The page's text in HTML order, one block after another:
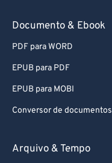
Documento & Ebook
PDF para WORD
EPUB para PDF
EPUB para MOBI
Conversor de documentos
Arquivo & Tempo